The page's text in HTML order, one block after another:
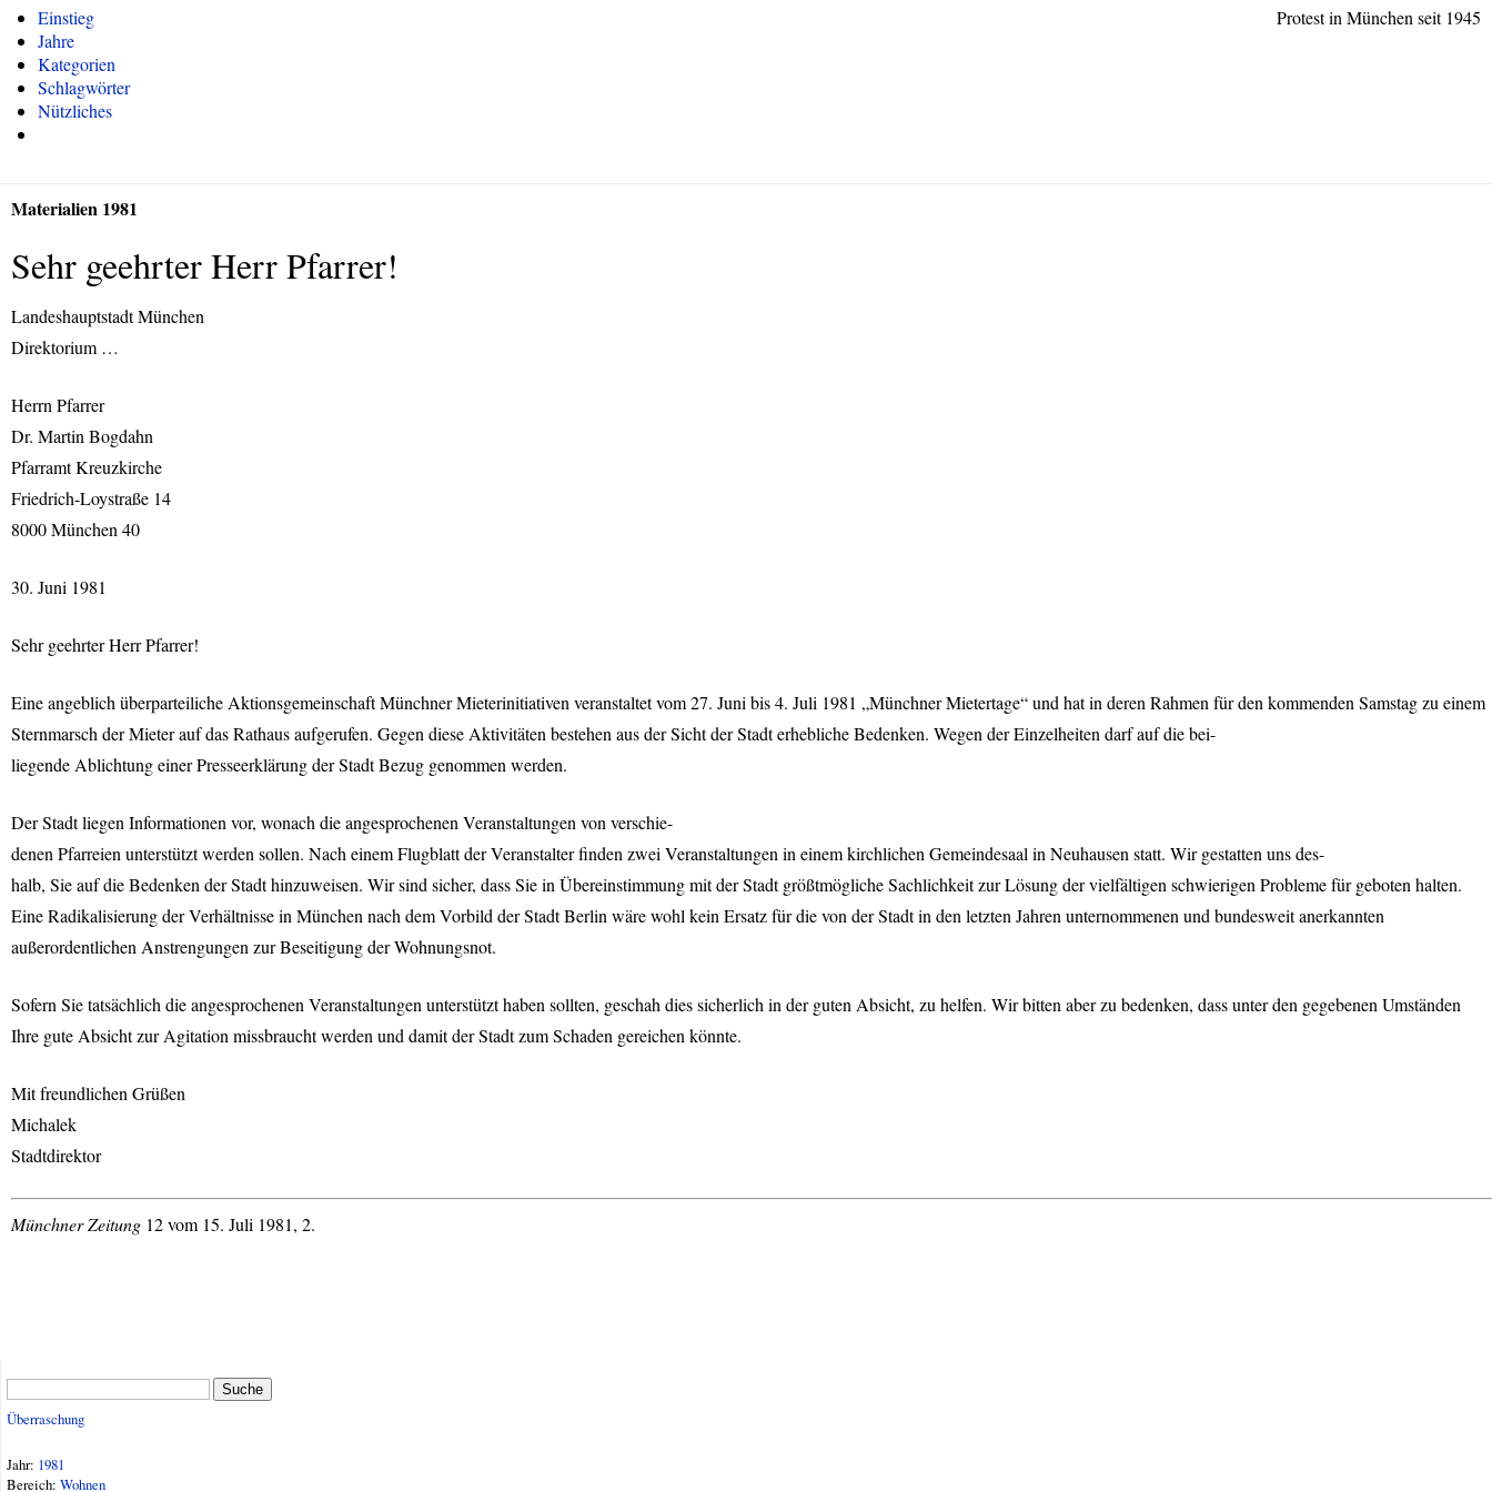
Protest in München seit 1945
Einstieg
Jahre
Kategorien
Schlagwörter
Nützliches
Materialien 1981
Sehr geehrter Herr Pfarrer!
Landeshauptstadt München
Direktorium …
Herrn Pfarrer
Dr. Martin Bogdahn
Pfarramt Kreuzkirche
Friedrich-Loystraße 14
8000 München 40
30. Juni 1981
Sehr geehrter Herr Pfarrer!
Eine angeblich überparteiliche Aktionsgemeinschaft Münchner Mieterinitiativen veranstaltet vom 27. Juni bis 4. Juli 1981 „Münchner Mietertage“ und hat in deren Rahmen für den kommenden Samstag zu einem
Sternmarsch der Mieter auf das Rathaus aufgerufen. Gegen diese Aktivitäten bestehen aus der Sicht der Stadt erhebliche Bedenken. Wegen der Einzelheiten darf auf die bei-
liegende Ablichtung einer Presseerklärung der Stadt Bezug genommen werden.
Der Stadt liegen Informationen vor, wonach die angesprochenen Veranstaltungen von verschie-
denen Pfarreien unterstützt werden sollen. Nach einem Flugblatt der Veranstalter finden zwei Veranstaltungen in einem kirchlichen Gemeindesaal in Neuhausen statt. Wir gestatten uns des-
halb, Sie auf die Bedenken der Stadt hinzuweisen. Wir sind sicher, dass Sie in Übereinstimmung mit der Stadt größtmögliche Sachlichkeit zur Lösung der vielfältigen schwierigen Probleme für geboten halten.
Eine Radikalisierung der Verhältnisse in München nach dem Vorbild der Stadt Berlin wäre wohl kein Ersatz für die von der Stadt in den letzten Jahren unternommenen und bundesweit anerkannten
außerordentlichen Anstrengungen zur Beseitigung der Wohnungsnot.
Sofern Sie tatsächlich die angesprochenen Veranstaltungen unterstützt haben sollten, geschah dies sicherlich in der guten Absicht, zu helfen. Wir bitten aber zu bedenken, dass unter den gegebenen Umständen
Ihre gute Absicht zur Agitation missbraucht werden und damit der Stadt zum Schaden gereichen könnte.
Mit freundlichen Grüßen
Michalek
Stadtdirektor
Münchner Zeitung 12 vom 15. Juli 1981, 2.
Suche
Überraschung
Jahr: 1981
Bereich: Wohnen